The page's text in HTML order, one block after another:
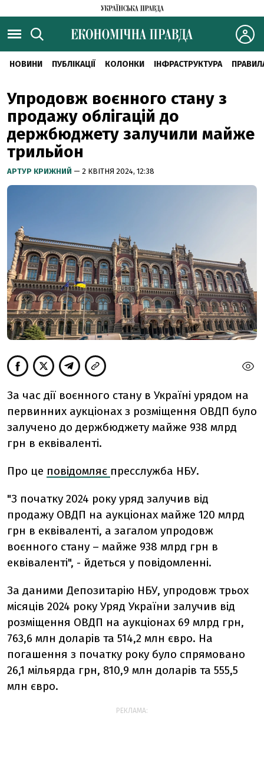
НОВИНИ ПУБЛІКАЦІЇ КОЛОНКИ ІНФРАСТРУКТУРА
Упродовж воєнного стану з
продажу облігацій до
держбюджету залучили майже
трильйон
АРТУР КРИЖНИЙ — 2 КВІТНЯ 2024, 12:38
За час дії воєнного стану в Україні урядом на
первинних аукціонах з розміщення ОВДП було
залучено до держбюджету майже 938 млрд
грн в еквіваленті.
Про це повідомляє пресслужба НБУ.
"З початку 2024 року уряд залучив від
продажу ОВДП на аукціонах майже 120 млрд
грн в еквіваленті, а загалом упродовж
воєнного стану – майже 938 млрд грн в
еквіваленті", - йдеться у повідомленні.
За даними Депозитарію НБУ, упродовж трьох
місяців 2024 року Уряд України залучив від
розміщення ОВДП на аукціонах 69 млрд грн,
763,6 млн доларів та 514,2 млн євро. На
погашення з початку року було спрямовано
26,1 мільярда грн, 810,9 млн доларів та 555,5
млн євро.
РЕКЛАМА: